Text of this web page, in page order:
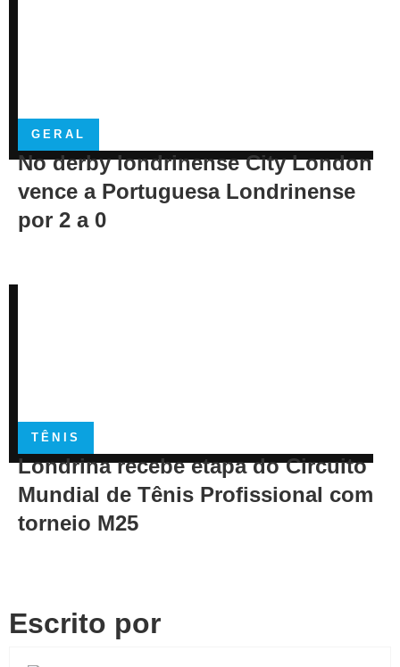
GERAL
No derby londrinense City London
vence a Portuguesa Londrinense
por 2 a 0
TÊNIS
Londrina recebe etapa do Circuito
Mundial de Tênis Profissional com
torneio M25
Escrito por